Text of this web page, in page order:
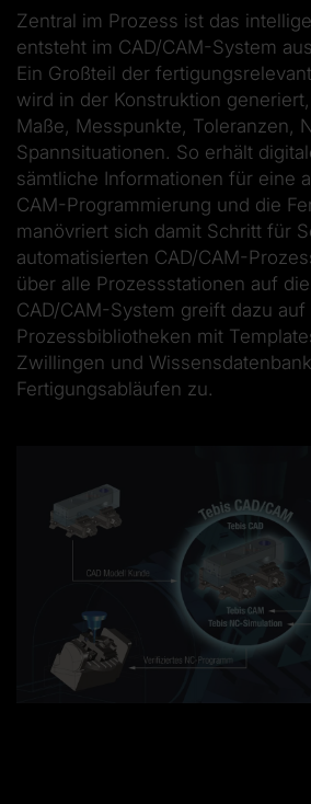
Zentral im Prozess ist das
entsteht im CAD/CAM-System
Ein Großteil der
wird in der Konstruktion
Maße, Messpunkte, Toleranzen,
Spannsituationen. So erhält
sämtliche Informationen für eine
CAM-Programmierung und die
manövriert sich damit Schritt für
automatisierten CAD/CAM-
über alle Prozessstationen auf
CAD/CAM-System greift dazu auf
Prozessbibliotheken mit
Zwillingen und
Fertigungsabläufen zu.